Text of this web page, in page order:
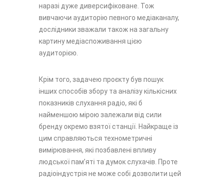
наразі дуже диверсифіковане. Тож
вивчаючи аудиторію певного медіаканалу,
дослідники зважали також на загальну
картину медіаспоживання цією
аудиторією.
Крім того, задачею проєкту був пошук
інших способів збору та аналізу кількісних
показників слухання радіо, які б
найменшою мірою залежали від сили
бренду окремо взятої станції. Найкраще із
цим справляються технометричні
вимірювання, які позбавлені впливу
людської памʼяті та думок слухачів. Проте
радіоіндустрія не може собі дозволити цей